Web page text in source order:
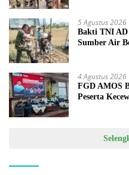
5 Agustus 2026
Bakti TNI AD
Sumber Air
4 Agustus 2026
FGD AMOS
Peserta